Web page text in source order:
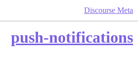
Discourse Meta
push-notifications